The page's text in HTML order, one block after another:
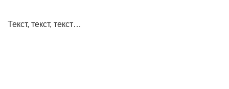
Текст, текст, текст…